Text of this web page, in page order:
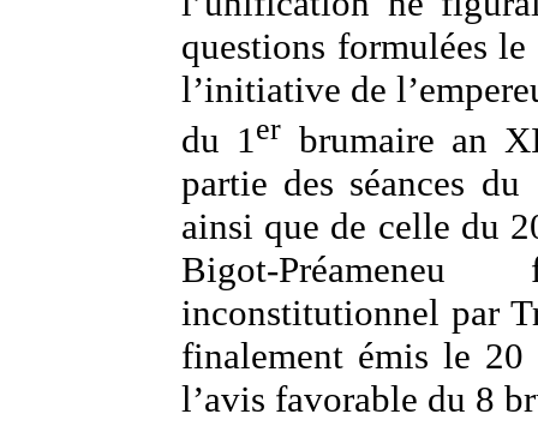
questions formulées
l’initiative de
du 1er brumaire an
partie des séances
ainsi que de celle du
Bigot-
inconstitutionnel par
finalement émis le
l’avis favorable du 8